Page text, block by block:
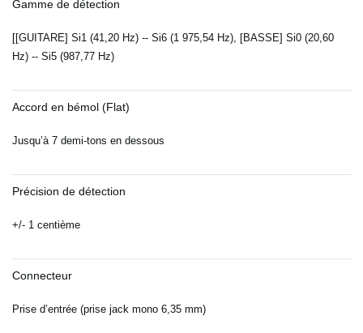
Gamme de détection
[[GUITARE] Si1 (41,20 Hz) -- Si6 (1 975,54 Hz), [BASSE] Si0 (20,60
Hz) -- Si5 (987,77 Hz)
Accord en bémol (Flat)
Jusqu’à 7 demi-tons en dessous
Précision de détection
+/- 1 centième
Connecteur
Prise d’entrée (prise jack mono 6,35 mm)